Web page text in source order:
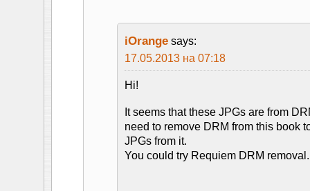
iOrange says:
17.05.2013 на 07:18
Hi!
It seems that these JPGs are from
need to remove DRM from this book
JPGs from it.
You could try Requiem DRM removal.